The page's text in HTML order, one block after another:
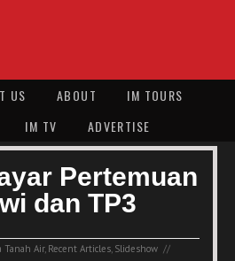
US ABOUT
IM TOURS
IM TV ADVERTISE
Pertemuan
dan TP3
Tanah Air, Recent Articles, Slideshow //